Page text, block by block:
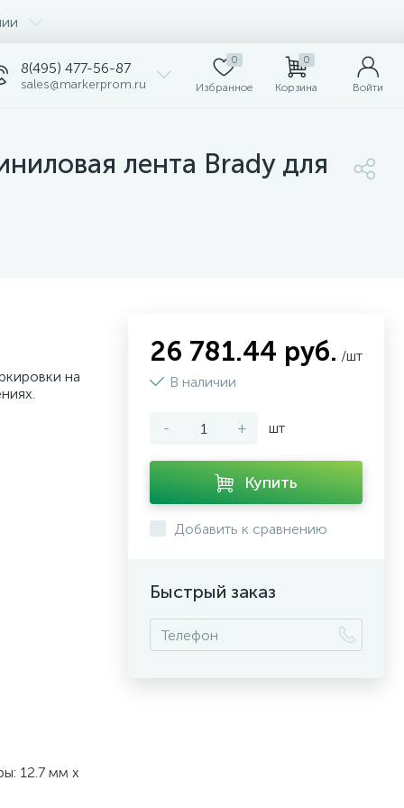
8(495) 477-56-87
sales@markerprom.ru
0
Избранное
0
Корзина Войти
лента Brady для
на
12.7 мм х
26 781.44 руб. /шт
В наличии
- + шт
Купить
Добавить к сравнению
Быстрый заказ